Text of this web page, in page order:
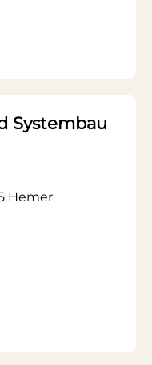
Systembau
Hemer